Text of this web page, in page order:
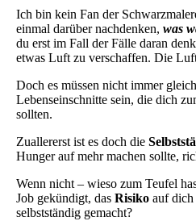
Ich bin kein Fan der
einmal darüber nachdenken, was
du erst im Fall der Fälle daran
etwas Luft zu verschaffen. Die
Doch es müssen nicht immer
Lebenseinschnitte sein, die dich
sollten.
Zuallererst ist es doch die
Hunger auf mehr machen sollte,
Wenn nicht – wieso zum Teufel
Job gekündigt, das Risiko auf dich
selbstständig gemacht?